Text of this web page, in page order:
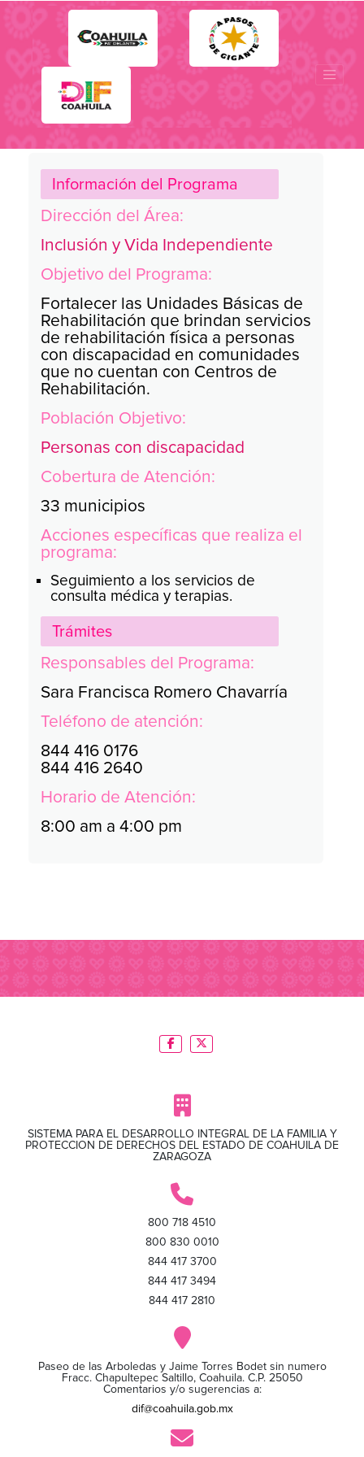
UNIDADES BÁSICAS DE
Información del Programa
Dirección del Área:
Inclusión y Vida Independiente
Objetivo del Programa:
Fortalecer las Unidades Básicas de
Rehabilitación que brindan servicios
de rehabilitación física a personas
con discapacidad en comunidades
que no cuentan con Centros de
Rehabilitación.
Población Objetivo:
Personas con discapacidad
Cobertura de Atención:
33 municipios
Acciones específicas que realiza el
programa:
Seguimiento a los servicios de
consulta médica y terapias.
Trámites
Responsables del Programa:
Sara Francisca Romero Chavarría
Teléfono de atención:
844 416 0176
844 416 2640
Horario de Atención:
8:00 am a 4:00 pm
SISTEMA PARA EL DESARROLLO INTEGRAL DE LA FAMILIA Y
PROTECCION DE DERECHOS DEL ESTADO DE COAHUILA DE
ZARAGOZA
800 718 4510
800 830 0010
844 417 3700
844 417 3494
844 417 2810
Paseo de las Arboledas y Jaime Torres Bodet sin numero
Fracc. Chapultepec Saltillo, Coahuila. C.P. 25050
Comentarios y/o sugerencias a:
dif@coahuila.gob.mx